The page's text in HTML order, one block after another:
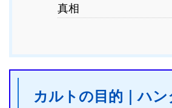
真相
カルトの目的｜ハン